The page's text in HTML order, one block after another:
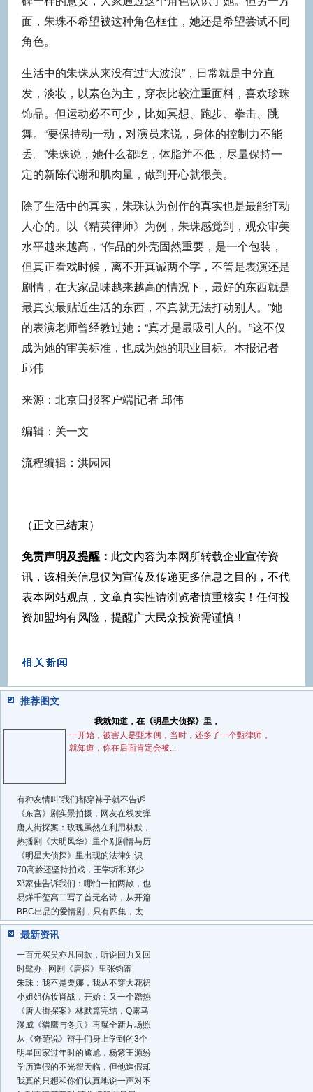
面，朱珠不希望被这种角色框住，她还是希望尝试不同
角色。
生活中的朱珠从来没有过“大波浪”，日常就是中分直
发，淡妆，以素色为主，穿衣比较注重面料，喜欢珍珠
饰品。但运动必不可少，比如冥想、跑步、拳击、跳
舞。“要保持动一动，对演员来说，身体的控制力不能
丢。”朱珠说，她什么都吃，体脂并不低，尽量保持一
定的新陈代谢和肌肉量，做到开心就很美。
除了生活中的真实，朱珠认为创作的真实也是最能打动
人心的。以《精英律师》为例，朱珠感觉到，观众审美
水平越来越高，“作品的外壳固然重要，是一个包装，
但真正看戏时候，离不开真诚两个字，不管是表演还是
剧情，在大家品味越来越高的情况下，最好的东西就是
最真实最贴近生活的东西，不真就无法打动别人。”她
的表演老师曾经教过她：“真才是最吸引人的。”这不仅
成为她的审美标准，也成为她的职业目标。本报记者
邱伟
来源：北京日报客户端|记者 邱伟
编辑：关一文
流程编辑：洪园园
（正文已结束）
免责声明及提醒： 此文内容为本网所转载企业宣传资
讯，该相关信息仅为宣传及传递更多信息之目的，不代
表本网站观点，文章真实性请浏览者慎重核实！任何投
资加盟均有风险，提醒广大民众投资需谨慎！
推荐图文
我就知道，在《明星大侦探》里，
一开始，被害人是甄木偶，当时，还多了一个甄律师，
就知道，你在后面肯定会被...
有种友情叫"我们都穿袜子就不告诉
《东宫》剧实景拍摄，网友在线发弹
唐人街探案：玫瑰虽然在利用林默，
热播剧《大明风华》里个别剧情与历
《明星大侦探》里出现的法律知识
70高龄还坚持拍戏，王学圻和郑少
邓家佳告诉我们：哪怕一拍两散，也
易烊千玺高二写了首无名诗，从开篇
BBC出品的爱情剧，只有四集，太
最新资讯
一百元买吴亦凡同款，听说回力又回
时髦办 | 网剧《唐探》里张钧甯
朱珠：我不是栗娜，我从不穿大花裙
小姐姐仿妆肖战，开始：又一个蹭热
《唐人街探案》林默篇完结，Q露马
漫威《猎鹰与冬兵》再曝全新片场照
从《奇葩说》辩手们身上学到的3个
明星回家过年时的尴尬，杨紫王源纷
学历造假的不光翟天临，但他造假却
我真的只想和你们认真地说一声对不